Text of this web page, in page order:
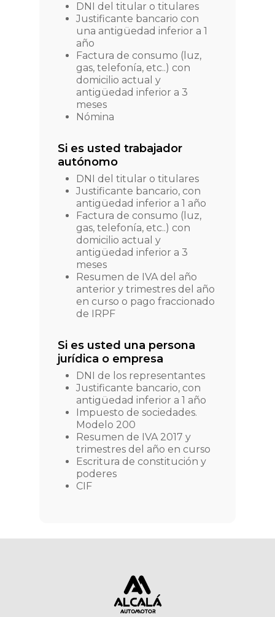
DNI del titular o titulares
Justificante bancario con
una antigüedad inferior a 1
año
Factura de consumo (luz,
gas, telefonía, etc..) con
domicilio actual y
antigüedad inferior a 3
meses
Nómina
Si es usted trabajador
autónomo
DNI del titular o titulares
Justificante bancario, con
antigüedad inferior a 1 año
Factura de consumo (luz,
gas, telefonía, etc..) con
domicilio actual y
antigüedad inferior a 3
meses
Resumen de IVA del año
anterior y trimestres del año
en curso o pago fraccionado
de IRPF
Si es usted una persona
jurídica o empresa
DNI de los representantes
Justificante bancario, con
antigüedad inferior a 1 año
Impuesto de sociedades.
Modelo 200
Resumen de IVA 2017 y
trimestres del año en curso
Escritura de constitución y
poderes
CIF